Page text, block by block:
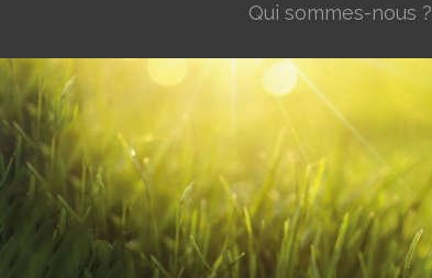
Qui sommes-nous ?